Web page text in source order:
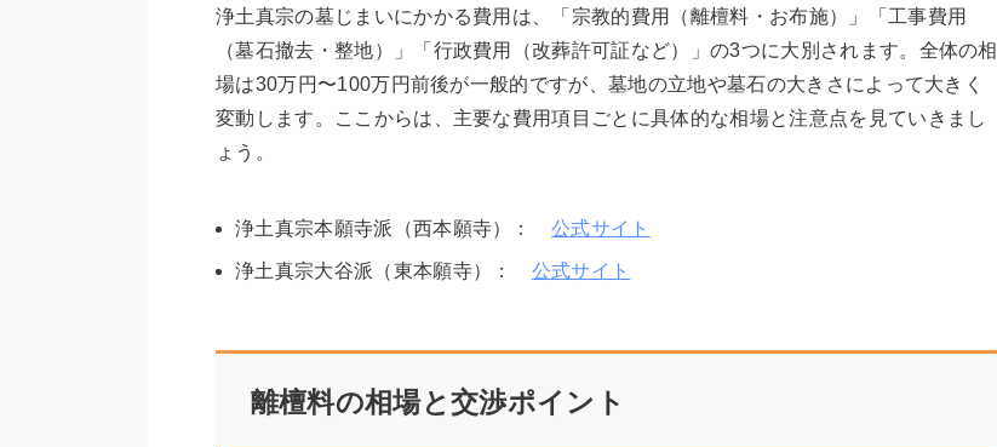
浄土真宗の墓じまいにかかる費用は、「宗教的費用（離檀料・お布施）」「工事費用
（墓石撤去・整地）」「行政費用（改葬許可証など）」の3つに大別されます。全体の相
場は30万円〜100万円前後が一般的ですが、墓地の立地や墓石の大きさによって大きく
変動します。ここからは、主要な費用項目ごとに具体的な相場と注意点を見ていきまし
ょう。
浄土真宗本願寺派（西本願寺）：公式サイト
浄土真宗大谷派（東本願寺）： 公式サイト
離檀料の相場と交渉ポイント